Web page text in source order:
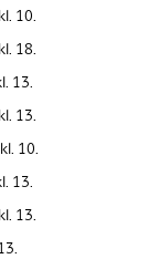
10.
18.
13.
13.
10.
13.
13.